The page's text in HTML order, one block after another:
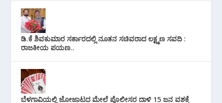
ಡಿ.ಕೆ ಶಿವಕುಮಾರ ಸರ್ಕಾರದಲ್ಲಿ ನೂತನ ಸಚಿವರಾದ ಲಕ್ಷ್ಮಣ ಸವದಿ :
ರಾಜಕೀಯ ಪಯಣ..
ಬೆಳಗಾವಿಯಲ್ಲಿ ಜೋಜಾಟದ ಮೇಲೆ ಪೊಲೀಸರ ದಾಳಿ 15 ಜನ ವಶಕ್ಕೆ